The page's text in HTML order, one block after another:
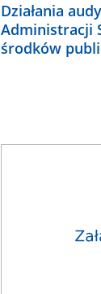
Działania
Administracji
środków